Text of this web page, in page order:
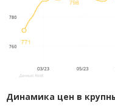
Динамика цен в